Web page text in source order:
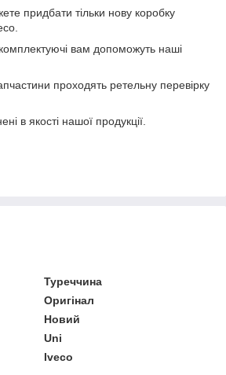
придбати тільки нову коробку
вам допоможуть наші
проходять ретельну перевірку
в якості нашої продукції.
Туреччина
Оригінал
Новий
Uni
Iveco